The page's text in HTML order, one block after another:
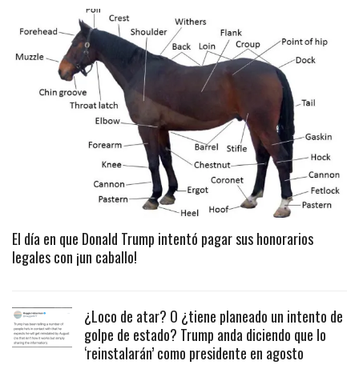
El día en que Donald Trump intentó pagar sus honorarios
legales con ¡un caballo!
¿Loco de atar? O ¿tiene planeado un intento de
golpe de estado? Trump anda diciendo que lo
‘reinstalarán’ como presidente en agosto